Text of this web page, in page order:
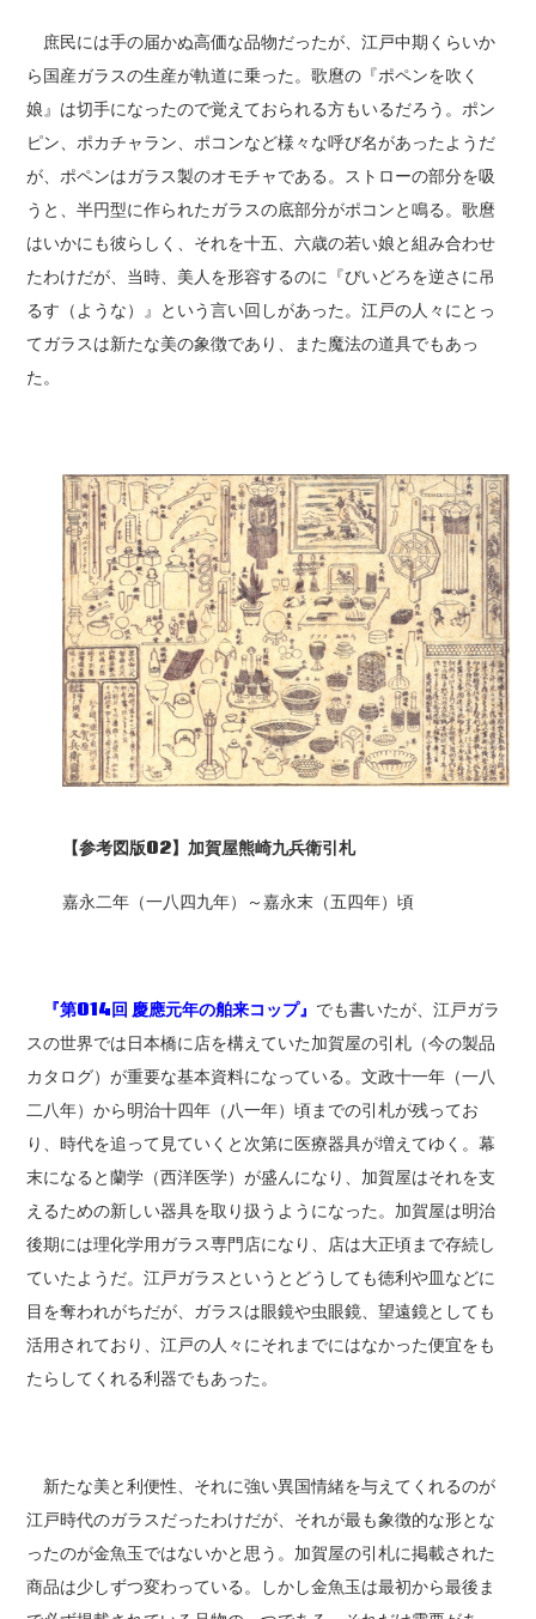
庶民には手の届かぬ高価な品物だったが、江戸中期くらいか
ら国産ガラスの生産が軌道に乗った。歌麿の『ポペンを吹く
娘』は切手になったので覚えておられる方もいるだろう。ポン
ピン、ポカチャラン、ポコンなど様々な呼び名があったようだ
が、ポペンはガラス製のオモチャである。ストローの部分を吸
うと、半円型に作られたガラスの底部分がポコンと鳴る。歌麿
はいかにも彼らしく、それを十五、六歳の若い娘と組み合わせ
たわけだが、当時、美人を形容するのに『びいどろを逆さに吊
るす（ような）』という言い回しがあった。江戸の人々にとっ
てガラスは新たな美の象徴であり、また魔法の道具でもあっ
た。
【参考図版02】加賀屋熊崎九兵衛引札
嘉永二年（一八四九年）～嘉永末（五四年）頃
『第014回 慶應元年の舶来コップ』 でも書いたが、江戸ガラ
スの世界では日本橋に店を構えていた加賀屋の引札（今の製品
カタログ）が重要な基本資料になっている。文政十一年（一八
二八年）から明治十四年（八一年）頃までの引札が残ってお
り、時代を追って見ていくと次第に医療器具が増えてゆく。幕
末になると蘭学（西洋医学）が盛んになり、加賀屋はそれを支
えるための新しい器具を取り扱うようになった。加賀屋は明治
後期には理化学用ガラス専門店になり、店は大正頃まで存続し
ていたようだ。江戸ガラスというとどうしても徳利や皿などに
目を奪われがちだが、ガラスは眼鏡や虫眼鏡、望遠鏡としても
活用されており、江戸の人々にそれまでにはなかった便宜をも
たらしてくれる利器でもあった。
新たな美と利便性、それに強い異国情緒を与えてくれるのが
江戸時代のガラスだったわけだが、それが最も象徴的な形とな
ったのが金魚玉ではないかと思う。加賀屋の引札に掲載された
商品は少しずつ変わっている。しかし金魚玉は最初から最後ま